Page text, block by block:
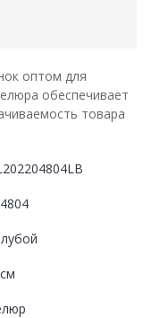
оптом для
обеспечивает
товара